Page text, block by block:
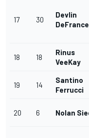
17 30
Devlin
18 18
Rinus
VeeKay
19 14
Santino
Ferrucci
20 6 Nolan